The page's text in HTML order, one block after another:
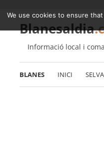
Blanesaldia
Informació local i
BLANES INICI SELVA
We use cookies to ensure